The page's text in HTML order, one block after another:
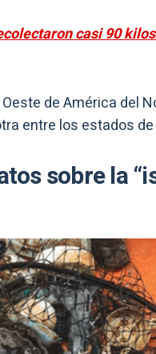
casi 90
de América del
entre los estados
sobre la